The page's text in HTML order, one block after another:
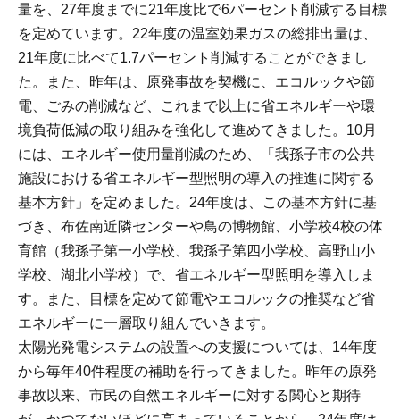
量を、27年度までに21年度比で6パーセント削減する目標
を定めています。22年度の温室効果ガスの総排出量は、
21年度に比べて1.7パーセント削減することができまし
た。また、昨年は、原発事故を契機に、エコルックや節
電、ごみの削減など、これまで以上に省エネルギーや環
境負荷低減の取り組みを強化して進めてきました。10月
には、エネルギー使用量削減のため、「我孫子市の公共
施設における省エネルギー型照明の導入の推進に関する
基本方針」を定めました。24年度は、この基本方針に基
づき、布佐南近隣センターや鳥の博物館、小学校4校の体
育館（我孫子第一小学校、我孫子第四小学校、高野山小
学校、湖北小学校）で、省エネルギー型照明を導入しま
す。また、目標を定めて節電やエコルックの推奨など省
エネルギーに一層取り組んでいきます。
太陽光発電システムの設置への支援については、14年度
から毎年40件程度の補助を行ってきました。昨年の原発
事故以来、市民の自然エネルギーに対する関心と期待